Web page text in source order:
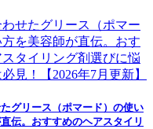
グリース（ポマード）の使い
伝。おすすめのヘアスタイリ